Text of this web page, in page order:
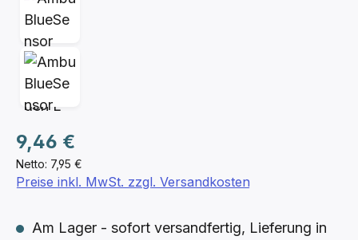
Netto: 7,95 €
Regulärer Preis:
9,46 €
Preise inkl. MwSt. zzgl. Versandkosten
Am Lager - sofort versandfertig, Lieferung in